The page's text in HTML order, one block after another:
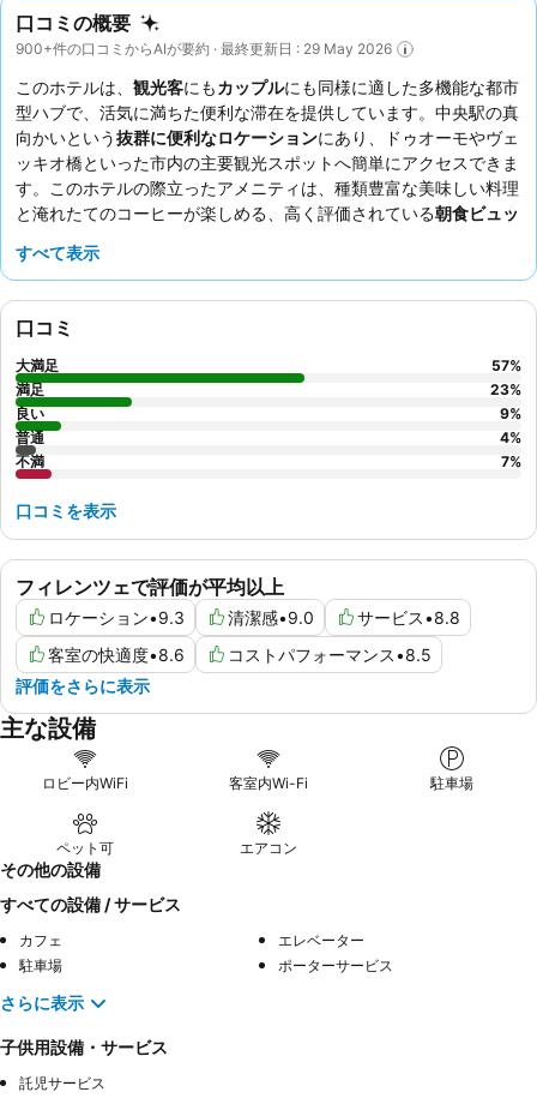
口コミの概要
900+件の口コミからAIが要約 · 最終更新日 : 29 May 2026
このホテルは、 観光客にもカップルにも同様に適した多機能な都市
型ハブで、活気に満ちた便利な滞在を提供しています。中央駅の真
向かいという抜群に便利なロケーションにあり、ドゥオーモやヴェ
ッキオ橋といった市内の主要観光スポットへ簡単にアクセスできま
す。このホテルの際立ったアメニティは、種類豊富な美味しい料理
と淹れたてのコーヒーが楽しめる、高く評価されている朝食ビュッ
を常に称賛しており、温かくパーソナルな雰囲気を作り出していま
すべて表示
フィレンツェで評価が平均以上
ロケーション•9.3 清潔感•9.0 サービス•8.8
客室の快適度•8.6 コストパフォーマンス•8.5
評価をさらに表示
口コミ
大満足 57%
満足
23%
良い
9%
普通
4%
不満
7%
口コミを表示
主な設備
ロビー内WiFi 客室内Wi-Fi 駐車場
ペット可 エアコン
その他の設備
すべての設備 / サービス
カフェ
エレベーター
駐車場
ポーターサービス
さらに表示
子供用設備・サービス
託児サービス